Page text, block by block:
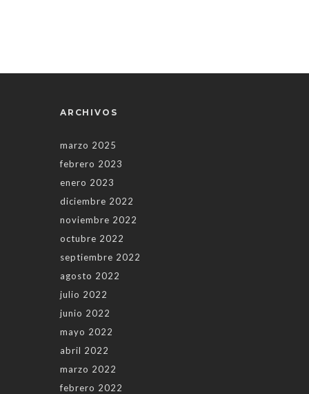
ARCHIVOS
marzo 2025
febrero 2023
enero 2023
diciembre 2022
noviembre 2022
octubre 2022
septiembre 2022
agosto 2022
julio 2022
junio 2022
mayo 2022
abril 2022
marzo 2022
febrero 2022